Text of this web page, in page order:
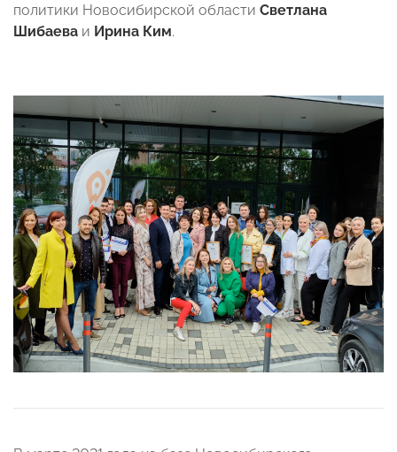
политики Новосибирской области Светлана
Шибаева и Ирина Ким.